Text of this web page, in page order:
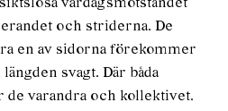
och striderna. De
en av sidorna förekommer
svagt. Där båda
de varandra och kollektivet.